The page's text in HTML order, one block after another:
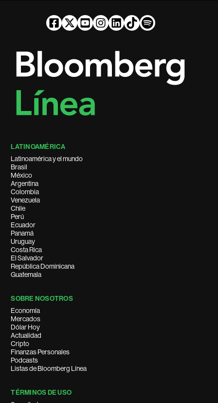
LATINOAMÉRICA
Latinoamérica y el mundo
Brasil
México
Argentina
Colombia
Venezuela
Chile
Perú
Ecuador
Panamá
Uruguay
Costa Rica
El Salvador
República Dominicana
Guatemala
SOBRE NOSOTROS
Economía
Mercados
Dólar Hoy
Actualidad
Cripto
Finanzas Personales
Podcasts
Listas de Bloomberg Línea
TÉRMINOS DE USO